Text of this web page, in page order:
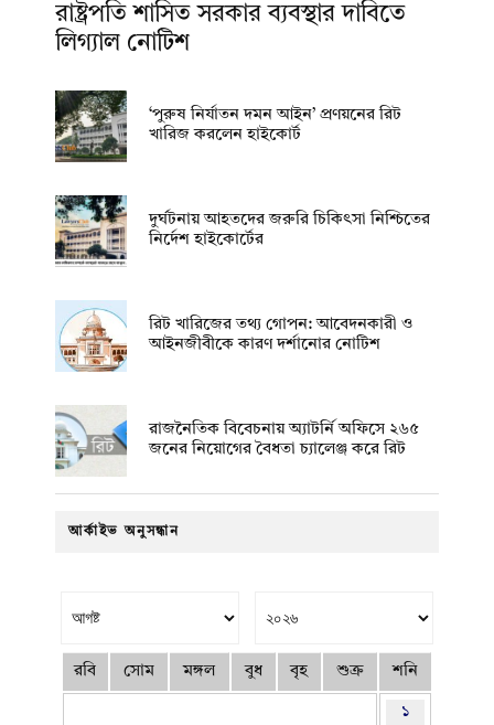
রাষ্ট্রপতি শাসিত সরকার ব্যবস্থার দাবিতে
লিগ্যাল নোটিশ
‘পুরুষ নির্যাতন দমন আইন’ প্রণয়নের রিট
খারিজ করলেন হাইকোর্ট
দুর্ঘটনায় আহতদের জরুরি চিকিৎসা নিশ্চিতের
নির্দেশ হাইকোর্টের
রিট খারিজের তথ্য গোপন: আবেদনকারী ও
আইনজীবীকে কারণ দর্শানোর নোটিশ
রাজনৈতিক বিবেচনায় অ‍্যাটর্নি অফিসে ২৬৫
জনের নিয়োগের বৈধতা চ্যালেঞ্জ করে রিট
আর্কাইভ অনুসন্ধান
রবি সোম মঙ্গল বুধ বৃহ শুক্র শনি
১